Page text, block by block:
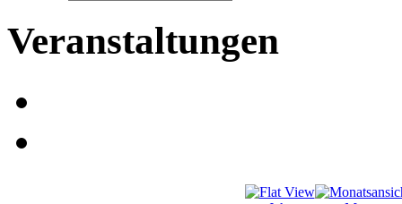
Veranstaltungen